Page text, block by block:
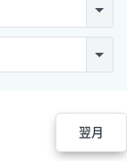
翌月